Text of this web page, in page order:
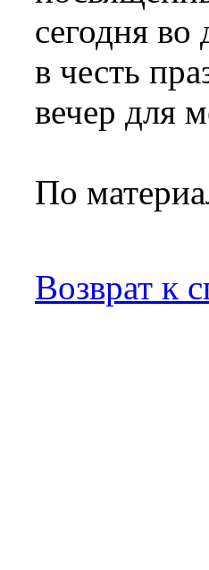
сегодня
в честь
вечер для
По
Возврат к